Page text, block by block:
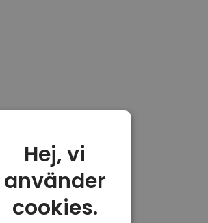
Hej, vi
använder
cookies.